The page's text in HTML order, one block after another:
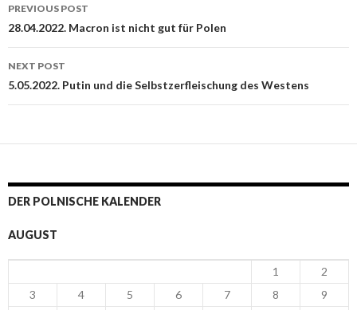
Post navigation
PREVIOUS POST
28.04.2022. Macron ist nicht gut für Polen
NEXT POST
5.05.2022. Putin und die Selbstzerfleischung des Westens
DER POLNISCHE KALENDER
AUGUST
1
2
3
4 5 6 7 8
9